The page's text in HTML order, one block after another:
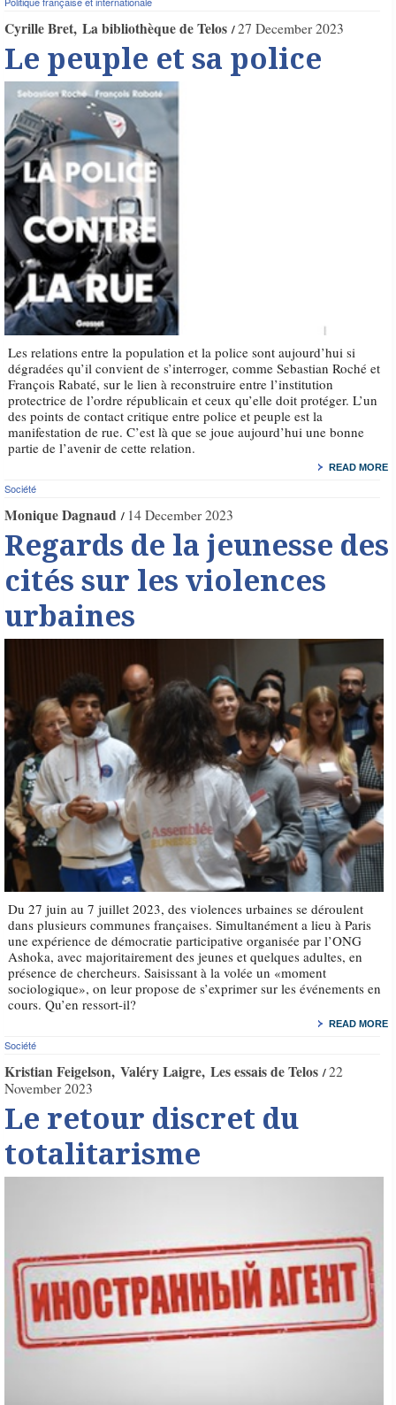
Cyrille Bret La bibliothèque de Telos 27 December 2023
Le peuple et sa police
Les relations entre la population et la police sont aujourd’hui si
dégradées qu’il convient de s’interroger, comme Sebastian Roché et
François Rabaté, sur le lien à reconstruire entre l’institution
protectrice de l’ordre républicain et ceux qu’elle doit protéger. L’un
des points de contact critique entre police et peuple est la
manifestation de rue. C’est là que se joue aujourd’hui une bonne
partie de l’avenir de cette relation.
READ MORE
Société
Monique Dagnaud 14 December 2023
Regards de la jeunesse des
cités sur les violences
urbaines
Du 27 juin au 7 juillet 2023, des violences urbaines se déroulent
dans plusieurs communes françaises. Simultanément a lieu à Paris
une expérience de démocratie participative organisée par l’ONG
Ashoka, avec majoritairement des jeunes et quelques adultes, en
présence de chercheurs. Saisissant à la volée un «moment
sociologique», on leur propose de s’exprimer sur les événements en
cours. Qu’en ressort-il?
READ MORE
Société
Kristian Feigelson Valéry Laigre Les essais de Telos
22
November 2023
Le retour discret du
totalitarisme